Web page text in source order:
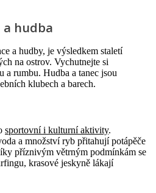
hudba
a hudby, je výsledkem staletí
na ostrov. Vychutnejte si
a rumbu. Hudba a tanec jsou
klubech a barech.
sportovní i kulturní aktivity.
a množství ryb přitahují potápěče
příznivým větrným podmínkám se
krasové jeskyně lákají